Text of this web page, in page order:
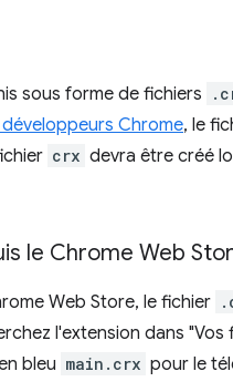
sous forme de fichiers
Chrome, le
crx devra être créé
le Chrome Web
Web Store, le fichier
l'extension dans "Vos
bleu main.crx pour le